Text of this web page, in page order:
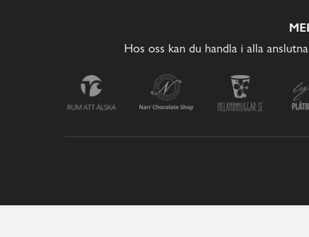
Hos oss kan du handla i alla